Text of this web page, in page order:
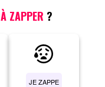
À ZAPPER ?
JE ZAPPE